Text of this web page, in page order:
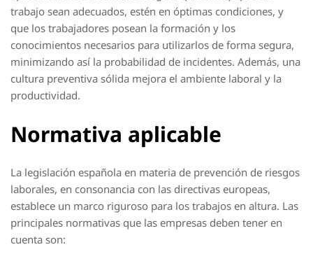
trabajo sean adecuados, estén en óptimas condiciones, y
que los trabajadores posean la formación y los
conocimientos necesarios para utilizarlos de forma segura,
minimizando así la probabilidad de incidentes. Además, una
cultura preventiva sólida mejora el ambiente laboral y la
productividad.
Normativa aplicable
La legislación española en materia de prevención de riesgos
laborales, en consonancia con las directivas europeas,
establece un marco riguroso para los trabajos en altura. Las
principales normativas que las empresas deben tener en
cuenta son: